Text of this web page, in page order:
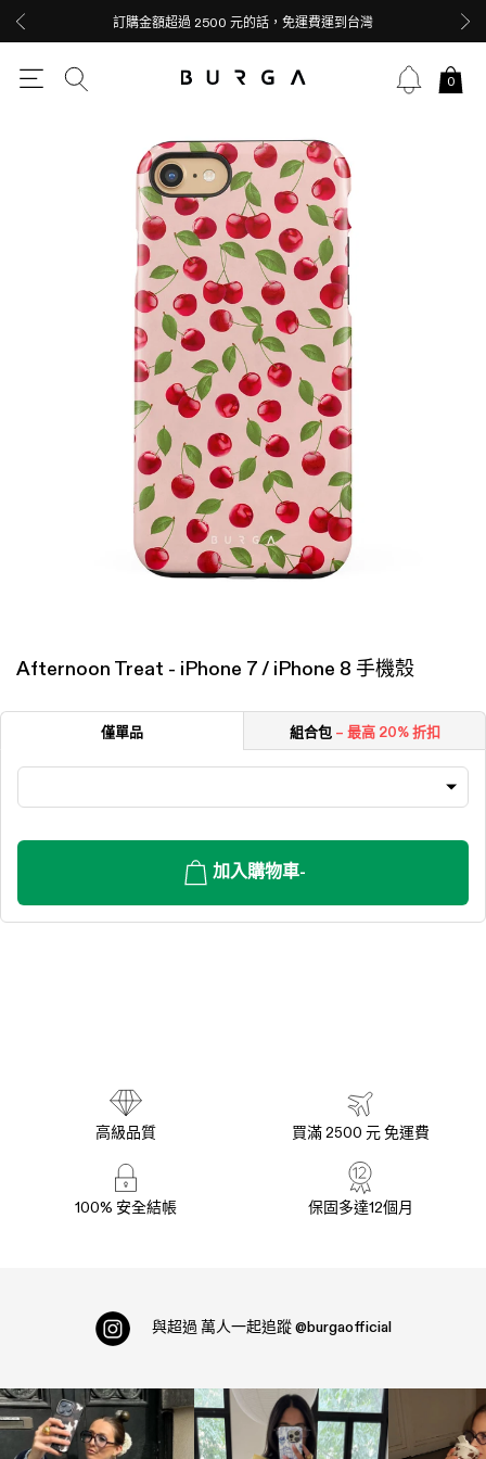
訂購金額超過 2500 元的話，免運費運到台灣
0
Afternoon Treat - iPhone 7 / iPhone 8 手機殼
僅單品 組合包 – 最高 20% 折扣
加入購物車-
高級品質 買滿 2500 元 免運費
100% 安全結帳 保固多達12個月
與超過 萬人一起追蹤 @burgaofficial